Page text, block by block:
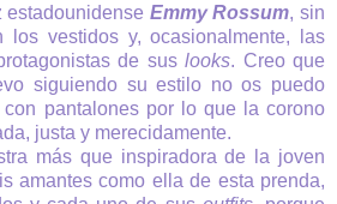
estadounidense Emmy Rossum, sin
los vestidos y, ocasionalmente, las
de sus looks. Creo que
siguiendo su estilo no os puedo
pantalones por lo que la corono
justa y merecidamente.
más que inspiradora de la joven
amantes como ella de esta prenda,